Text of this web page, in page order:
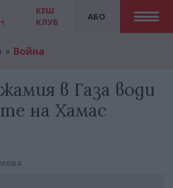
АБО
КЕШ
КЛУБ
Война
в Газа води
на Хамас